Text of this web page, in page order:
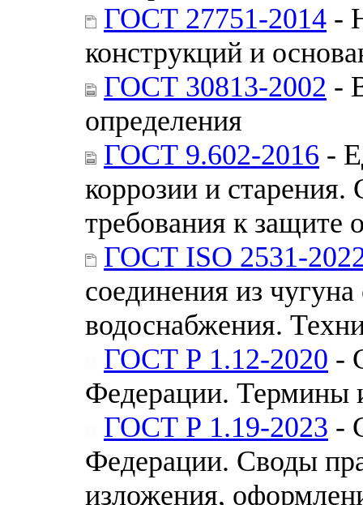
ГОСТ 27751-2014 -
конструкций и
ГОСТ 30813-2002 -
определения
ГОСТ 9.602-2016 -
коррозии и
требования к защите
ГОСТ ISO 2531-
соединения из
водоснабжения.
ГОСТ Р 1.12-2020 -
Федерации. Термины
ГОСТ Р 1.19-2023 -
Федерации. Своды
изложения,